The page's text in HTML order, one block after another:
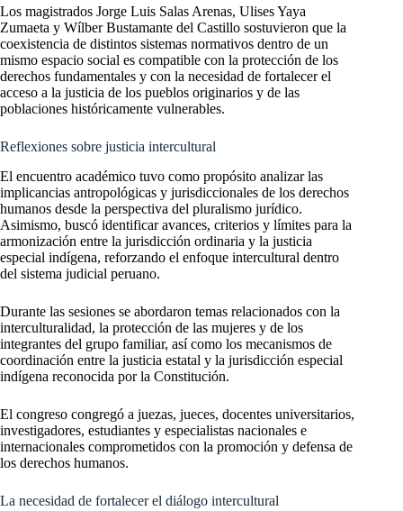
Los magistrados Jorge Luis Salas Arenas, Ulises Yaya
Zumaeta y Wílber Bustamante del Castillo sostuvieron que la
coexistencia de distintos sistemas normativos dentro de un
mismo espacio social es compatible con la protección de los
derechos fundamentales y con la necesidad de fortalecer el
acceso a la justicia de los pueblos originarios y de las
poblaciones históricamente vulnerables.
Reflexiones sobre justicia intercultural
El encuentro académico tuvo como propósito analizar las
implicancias antropológicas y jurisdiccionales de los derechos
humanos desde la perspectiva del pluralismo jurídico.
Asimismo, buscó identificar avances, criterios y límites para la
armonización entre la jurisdicción ordinaria y la justicia
especial indígena, reforzando el enfoque intercultural dentro
del sistema judicial peruano.
Durante las sesiones se abordaron temas relacionados con la
interculturalidad, la protección de las mujeres y de los
integrantes del grupo familiar, así como los mecanismos de
coordinación entre la justicia estatal y la jurisdicción especial
indígena reconocida por la Constitución.
El congreso congregó a juezas, jueces, docentes universitarios,
investigadores, estudiantes y especialistas nacionales e
internacionales comprometidos con la promoción y defensa de
los derechos humanos.
La necesidad de fortalecer el diálogo intercultural